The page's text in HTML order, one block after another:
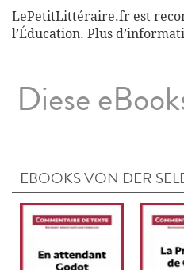
LePetitLittéraire.fr est
l’Éducation. Plus
Diese
EBOOKS VON DER